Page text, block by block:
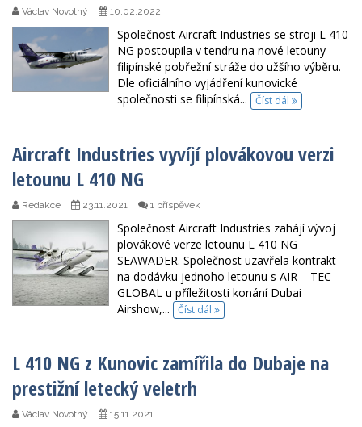
Václav Novotný 10.02.2022
Společnost Aircraft Industries se stroji L 410
NG postoupila v tendru na nové letouny
filipínské pobřežní stráže do užšího výběru.
Dle oficiálního vyjádření kunovické
společnosti se filipínská...
Číst dál
Aircraft Industries vyvíjí plovákovou verzi
letounu L 410 NG
Redakce 23.11.2021 1 příspěvek
Společnost Aircraft Industries zahájí vývoj
plovákové verze letounu L 410 NG
SEAWADER. Společnost uzavřela kontrakt
na dodávku jednoho letounu s AIR – TEC
GLOBAL u příležitosti konání Dubai
Airshow,...
Číst dál
L 410 NG z Kunovic zamířila do Dubaje na
prestižní letecký veletrh
Václav Novotný 15.11.2021